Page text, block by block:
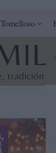
Tomelloso